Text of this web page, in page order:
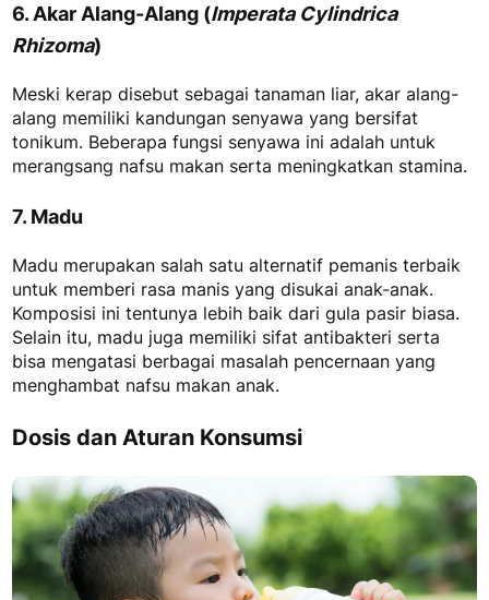
6. Akar Alang-Alang (Imperata Cylindrica
Rhizoma)
Meski kerap disebut sebagai tanaman liar, akar alang-
alang memiliki kandungan senyawa yang bersifat
tonikum. Beberapa fungsi senyawa ini adalah untuk
merangsang nafsu makan serta meningkatkan stamina.
7. Madu
Madu merupakan salah satu alternatif pemanis terbaik
untuk memberi rasa manis yang disukai anak-anak.
Komposisi ini tentunya lebih baik dari gula pasir biasa.
Selain itu, madu juga memiliki sifat antibakteri serta
bisa mengatasi berbagai masalah pencernaan yang
menghambat nafsu makan anak.
Dosis dan Aturan Konsumsi